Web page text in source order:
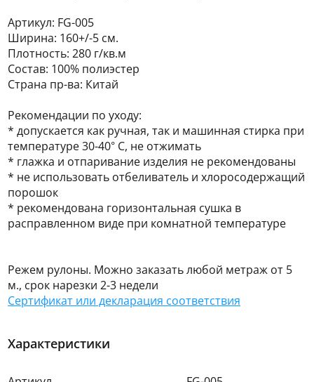
Артикул: FG-005
Ширина: 160+/-5 см.
Плотность: 280 г/кв.м
Состав: 100% полиэстер
Страна пр-ва: Китай
Рекомендации по уходу:
* допускается как ручная, так и машинная стирка при
температуре 30-40° С, не отжимать
* глажка и отпаривание изделия не рекомендованы
* не использовать отбеливатель и хлоросодержащий
порошок
* рекомендована горизонтальная сушка в
расправленном виде при комнатной температуре
Режем рулоны. Можно заказать любой метраж от 5
м., срок нарезки 2-3 недели
Сертификат или декларация соответствия
Характеристики